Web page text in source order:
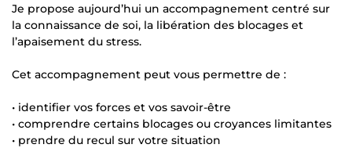
Je propose aujourd’hui un accompagnement centré sur
la connaissance de soi, la libération des blocages et
l’apaisement du stress.
Cet accompagnement peut vous permettre de :
• identifier vos forces et vos savoir-être
• comprendre certains blocages ou croyances limitantes
• prendre du recul sur votre situation